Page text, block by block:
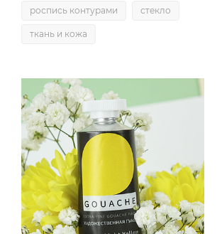
роспись контурами стекло
ткань и кожа